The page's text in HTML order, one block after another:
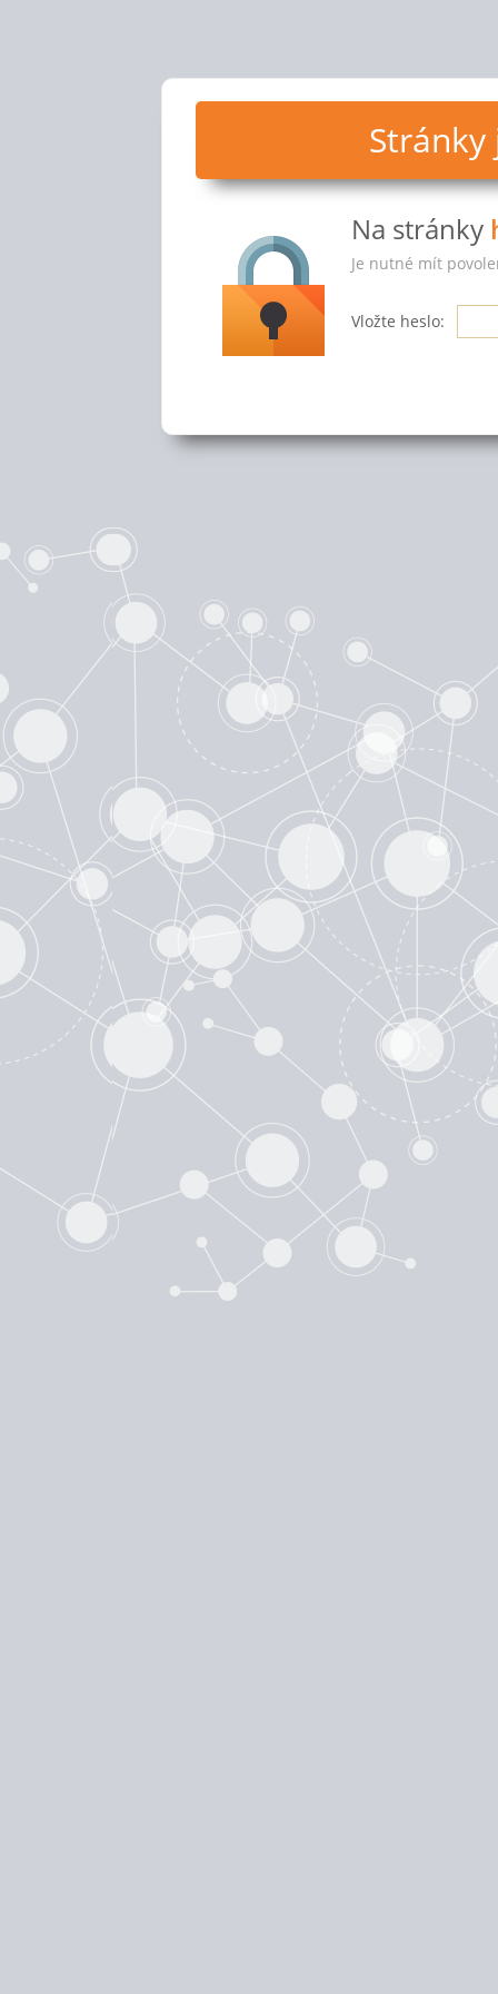
Na stránky
Je nutné mít
Vložte heslo: